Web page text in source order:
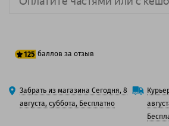
125 баллов за отзыв
100 баллов
125 баллов
Забрать из магазина Сегодня, 8
августа, суббота, Бесплатно